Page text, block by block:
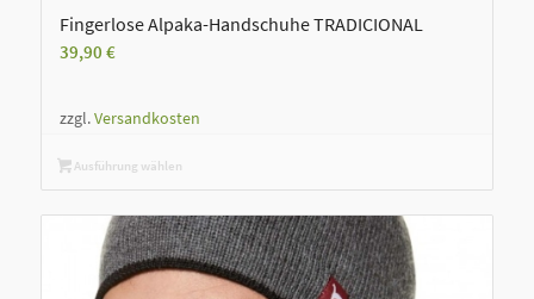
Fingerlose Alpaka-Handschuhe TRADICIONAL
39,90 €
zzgl.Versandkosten
Ausführung wählen